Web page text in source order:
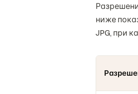
ниже
JPG, при